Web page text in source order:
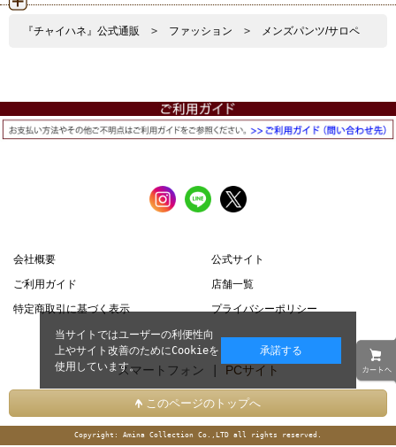
『チャイハネ』公式通販 > ファッション > メンズパンツ/サロペ
会社概要
公式サイト
ご利用ガイド
店舗一覧
特定商取引に基づく表示
プライバシーポリシー
スマートフォン | PCサイト
このページのトップへ
Copyright: Amina Collection Co.,LTD all rights reserved.
当サイトではユーザーの利便性向
上やサイト改善のためにCookieを
使用しています。
承諾する